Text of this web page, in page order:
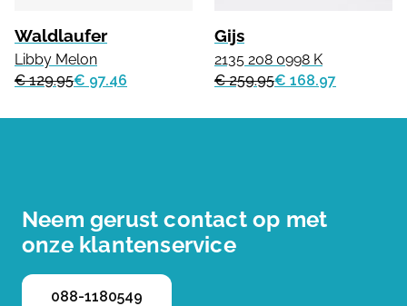
Waldlaufer
Libby Melon
€ 129.95€ 97.46
Gijs
2135 208 0998 K
€ 259.95€ 168.97
Neem gerust contact op met
onze klantenservice
088-1180549